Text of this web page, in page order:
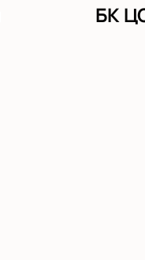
БК